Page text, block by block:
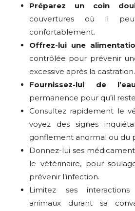
Préparez un coin
couvertures où il
confortablement.
Offrez-lui une
contrôlée pour prévenir
excessive après la castration.
Fournissez-lui de
permanence pour qu’il
Consultez rapidement le
voyez des signes
gonflement anormal ou du
Donnez-lui ses
le vétérinaire, pour
prévenir l’infection.
Limitez ses interactions
animaux durant sa